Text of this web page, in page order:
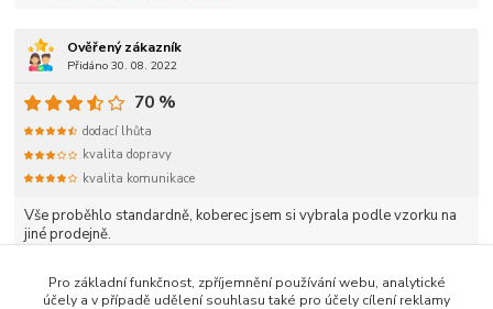
Ověřený zákazník
Přidáno 30. 08. 2022
Vše proběhlo standardně, koberec jsem si vybrala podle vzorku na
jiné prodejně.
70 %
dodací lhůta
kvalita dopravy
kvalita komunikace
Pro základní funkčnost, zpříjemnění používání webu, analytické
účely a v případě udělení souhlasu také pro účely cílení reklamy